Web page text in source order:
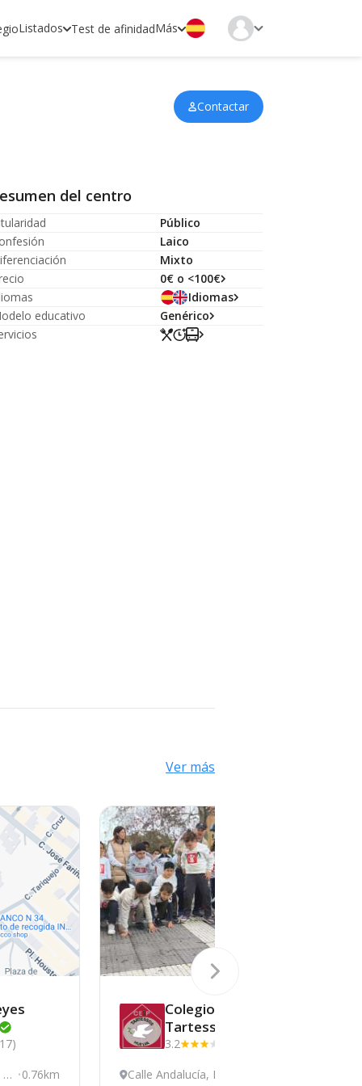
Listados Test de afinidadMás
Contactar
del centro
Público
Laico
Mixto
0€ o <100€
Idiomas
educativo
Genérico
Ver más
H
0.76km
Colegio
Tartessos
3.2
Calle Andalucía, Huel